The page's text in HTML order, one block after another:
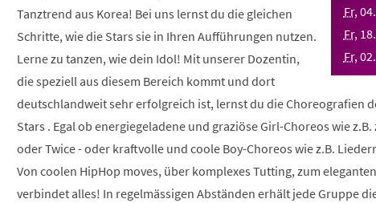
Fr,04.
Fr, 18.
Fr,02.
Tanztrend aus Korea! Bei uns lernst du die gleichen
Schritte, wie die Stars sie in Ihren Aufführungen nutzen.
Lerne zu tanzen, wie dein Idol! Mit unserer Dozentin,
die speziell aus diesem Bereich kommt und dort
deutschlandweit sehr erfolgreich ist, lernst du die Choreografien
Stars . Egal ob energiegeladene und graziöse Girl-Choreos wie
oder Twice - oder kraftvolle und coole Boy-Choreos wie z.B.
Von coolen HipHop moves, über komplexes Tutting, zum
verbindet alles! In regelmässigen Abständen erhält jede Gruppe